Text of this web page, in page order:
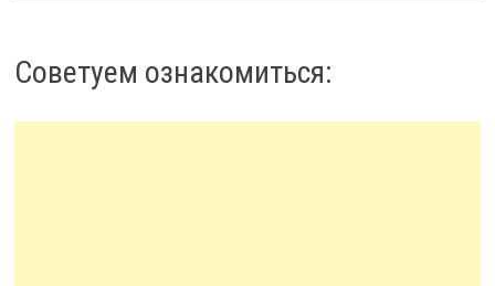
Советуем ознакомиться: